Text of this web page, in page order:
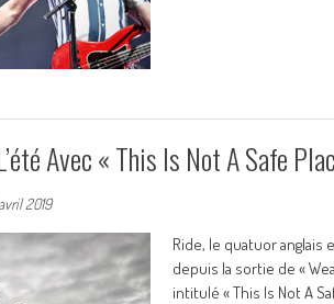
Avec « This Is Not A Safe
2019
Ride, le quatuor
depuis la sortie de «
intitulé « This Is Not A